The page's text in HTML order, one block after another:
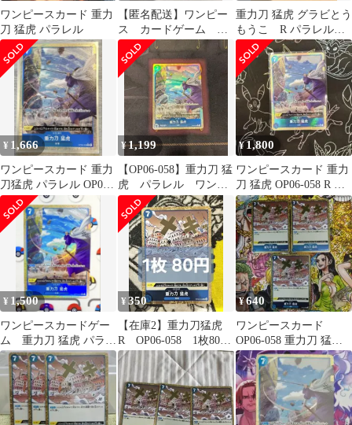
ワンピースカード 重力
刀 猛虎 パラレル
【匿名配送】ワンピー
ス カードゲーム 重
力刀 猛虎 Rパラレ
ル OP06-058
重力刀 猛虎 グラビとう
もうこ R パラレル
OP06-058
¥ 1,666
ワンピースカード 重力
刀猛虎 パラレル OP06-
058
¥1,199
【OP06-058】重力刀 猛
虎 パラレル ワンピ
ース カードゲーム
¥1,800
ワンピースカード 重力
刀 猛虎 OP06-058 R パ
ラレル
¥ 1,500
ワンピースカードゲー
ム 重力刀 猛虎 パラレ
ル OP06-058
¥350
【在庫2】重力刀猛虎
R OP06-058 1枚80
円 匿名発送
¥640
ワンピースカード
OP06-058 重力刀 猛虎 3
枚